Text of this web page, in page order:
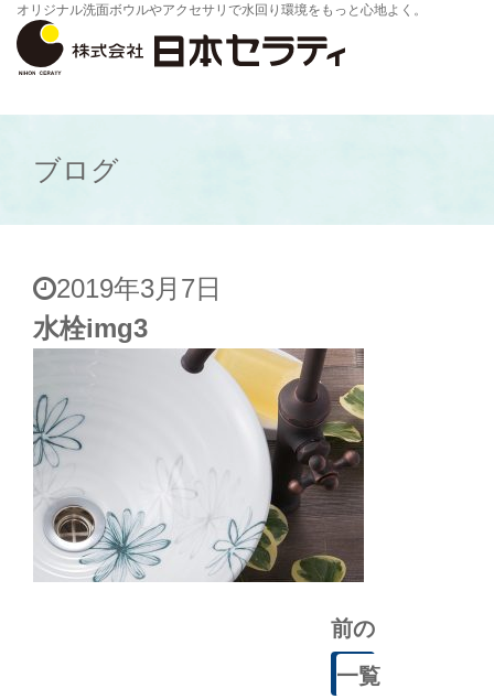
オリジナル洗面ボウルやアクセサリで水回り環境をもっと心地よく。
ブログ
2019年3月7日
水栓img3
前の
記事
一覧